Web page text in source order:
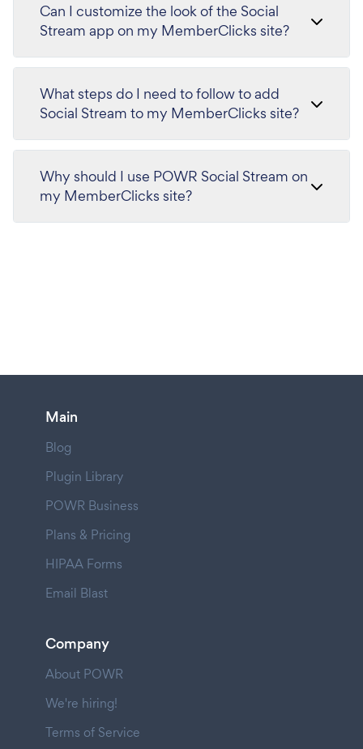
Can I customize the look of the Social
Stream app on my MemberClicks site?
What steps do I need to follow to add
Social Stream to my MemberClicks site?
Why should I use POWR Social Stream on
my MemberClicks site?
Main
Blog
Plugin Library
POWR Business
Plans & Pricing
HIPAA Forms
Email Blast
Company
About POWR
We're hiring!
Terms of Service